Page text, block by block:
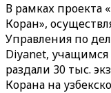
В рамках проекта
Коран»,
Управления по
Diyanet,
раздали 30 тыс.
Корана на